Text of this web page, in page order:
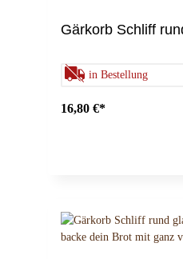
Gärkorb Schliff
in Bestellung
16,80 €*